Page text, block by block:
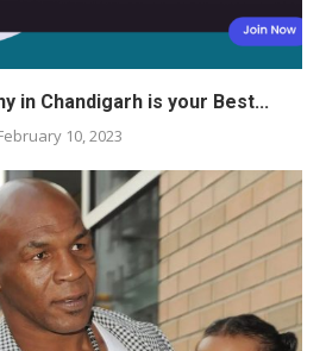
in Chandigarh is your Best...
10, 2023